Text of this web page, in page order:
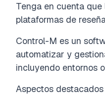
Tenga en cuenta
plataformas de
Control-M es un
automatizar y
incluyendo entornos
Aspectos